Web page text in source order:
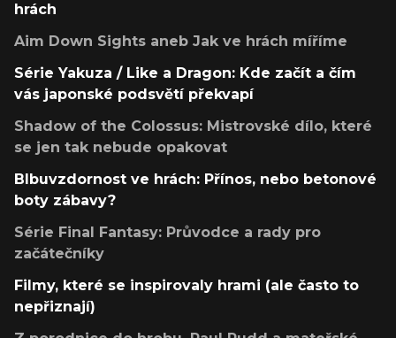
hrách
Aim Down Sights aneb Jak ve hrách míříme
Série Yakuza / Like a Dragon: Kde začít a čím
vás japonské podsvětí překvapí
Shadow of the Colossus: Mistrovské dílo, které
se jen tak nebude opakovat
Blbuvzdornost ve hrách: Přínos, nebo betonové
boty zábavy?
Série Final Fantasy: Průvodce a rady pro
začátečníky
Filmy, které se inspirovaly hrami (ale často to
nepřiznají)